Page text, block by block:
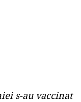
s-au vaccinat